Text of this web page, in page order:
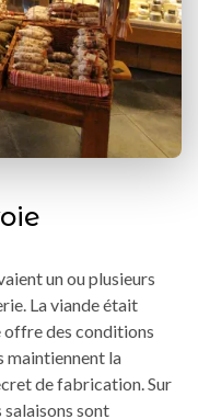
un ou plusieurs
La viande était
offre des conditions
maintiennent la
de fabrication. Sur
sont